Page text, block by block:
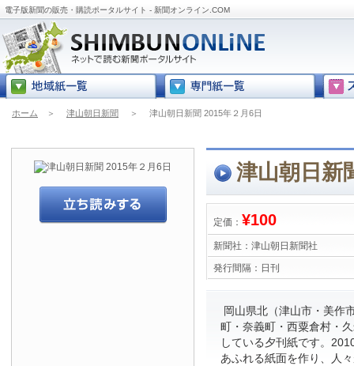
電子版新聞の販売・購読ポータルサイト - 新聞オンライン.COM
ホーム ＞ 津山朝日新聞 ＞ 津山朝日新聞 2015年２月6日
津山朝日新
定価： ¥100
新聞社： 津山朝日新聞社
発行間隔： 日刊
岡山県北（津山市・美作
町・奈義町・西粟倉村・
している夕刊紙です。
あふれる紙面を作り、人